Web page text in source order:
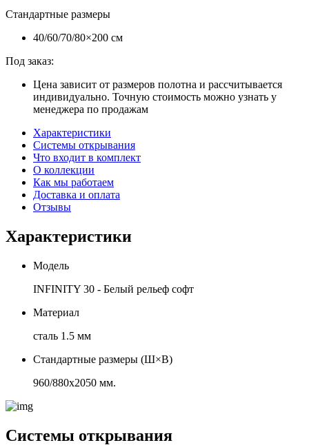
Стандартные размеры
40/60/70/80×200 см
Под заказ:
Цена зависит от размеров полотна и рассчитывается
индивидуально. Точную стоимость можно узнать у
менеджера по продажам
Характеристики
Системы открывания
Что входит в комплект
О коллекции
Как мы работаем
Доставка и оплата
Отзывы
Характеристики
Модель
INFINITY 30 - Белый рельеф софт
Материал
сталь 1.5 мм
Стандартные размеры (Ш×В)
960/880х2050 мм.
Системы открывания